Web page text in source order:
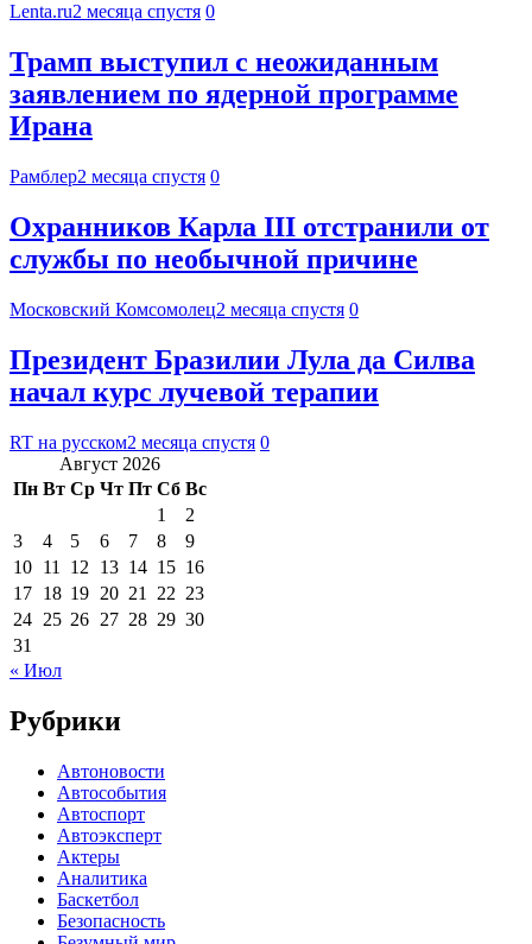
Lenta.ru2 месяца спустя 0
Трамп выступил с неожиданным
заявлением по ядерной программе
Ирана
Рамблер2 месяца спустя 0
Охранников Карла III отстранили от
службы по необычной причине
Московский Комсомолец2 месяца спустя 0
Президент Бразилии Лула да Силва
начал курс лучевой терапии
RT на русском2 месяца спустя 0
Август 2026
Пн Вт Ср Чт Пт Сб Вс
1
2
3
4 5 6 7 8
9
10 11 12 13 14 15 16
17 18 19 20 21 22 23
24 25 26 27 28 29 30
31
« Июл
Рубрики
Автоновости
Автособытия
Автоспорт
Автоэксперт
Актеры
Аналитика
Баскетбол
Безопасность